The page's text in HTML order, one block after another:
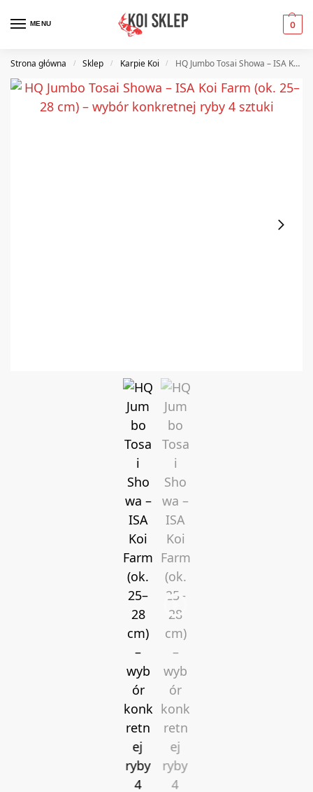
MENU 0
Strona główna / Sklep / Karpie Koi / HQ Jumbo Tosai Showa – ISA Koi Farm (ok. 25–28 cm) – wybór konkretnej ryby 4 sztuki